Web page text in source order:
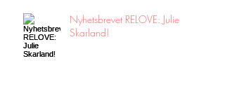
Nyhetsbrevet RELOVE: Julie
Skarland!